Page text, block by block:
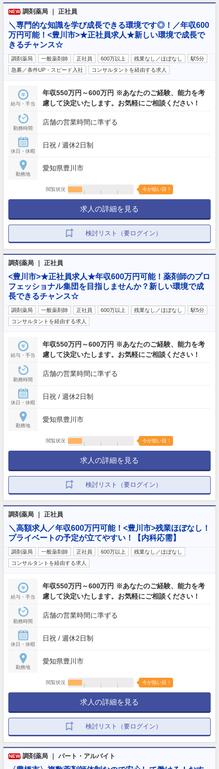
NEW 調剤薬局 ｜ 正社員
＼専門的な知識を学び成長できる環境です◎！／年収600
万円可能！<豊川市>★正社員求人★新しい環境で成長で
きるチャンス☆
調剤薬局 一般薬剤師 正社員 600万以上 残業なし／ほぼなし
駅5分
急募／条件UP・スピード入社
コンサルタントを経由する求人
給与・手当
年収550万円～600万円 ※あなたのご経験、能力を考
慮して決定いたします。お気軽にご相談ください！
勤務時間
店舗の営業時間に準ずる
休日・休暇
日祝 / 週休2日制
勤務地
愛知県豊川市
閲覧状況 今が狙い目！
求人の詳細を見る
検討リスト（要ログイン）
調剤薬局 ｜ 正社員
<豊川市>★正社員求人★年収600万円可能！薬剤師のプロ
フェッショナル集団を目指しませんか？新しい環境で成
長できるチャンス☆
調剤薬局 一般薬剤師 正社員 600万以上 残業なし／ほぼなし
駅5分
コンサルタントを経由する求人
給与・手当
年収550万円～600万円 ※あなたのご経験、能力を考
慮して決定いたします。お気軽にご相談ください！
勤務時間
店舗の営業時間に準ずる
休日・休暇
日祝 / 週休2日制
勤務地
愛知県豊川市
閲覧状況 今が狙い目！
求人の詳細を見る
検討リスト（要ログイン）
調剤薬局 ｜ 正社員
＼高額求人／年収600万円可能！<豊川市>残業ほぼなし！
プライベートの予定が立てやすい！【内科応需】
調剤薬局 一般薬剤師 正社員 600万以上
残業なし／ほぼなし
コンサルタントを経由する求人
給与・手当
年収550万円～600万円 ※あなたのご経験、能力を考
慮して決定いたします。お気軽にご相談ください！
勤務時間
店舗の営業時間に準ずる
休日・休暇
日祝 / 週休2日制
勤務地
愛知県豊川市
閲覧状況 今が狙い目！
求人の詳細を見る
検討リスト（要ログイン）
NEW 調剤薬局 ｜ パート・アルバイト